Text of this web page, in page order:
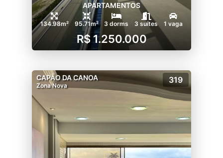
APARTAMENTOS
134.98m² 95.71m² 3 dorms 3 suítes 1 vaga
R$ 1.250.000
CAPÃO DA CANOA
Zona Nova
319